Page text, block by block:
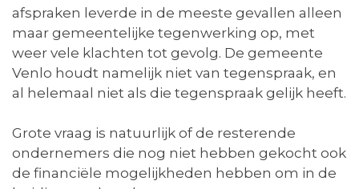
afspraken leverde in de meeste gevallen alleen
maar gemeentelijke tegenwerking op, met
weer vele klachten tot gevolg. De gemeente
Venlo houdt namelijk niet van tegenspraak, en
al helemaal niet als die tegenspraak gelijk heeft.
Grote vraag is natuurlijk of de resterende
ondernemers die nog niet hebben gekocht ook
de financiële mogelijkheden hebben om in de